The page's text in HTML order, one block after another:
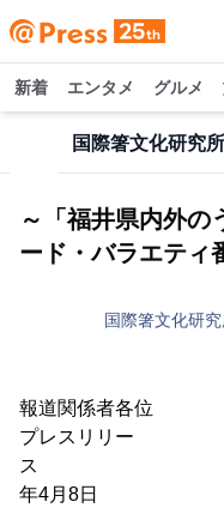
新着 エンタメ グルメ
国際箸文化研究所
～「福井県内外の
ード・バラエティ
国際箸文化研
報道関係者各位
プレスリリー
ス
年4月8日